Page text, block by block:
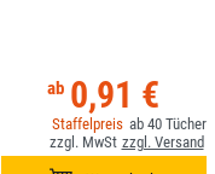
0,91 €
40